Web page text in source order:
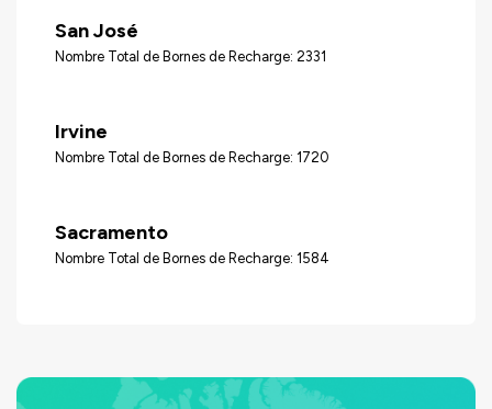
San José
Nombre Total de Bornes de Recharge: 2331
Irvine
Nombre Total de Bornes de Recharge: 1720
Sacramento
Nombre Total de Bornes de Recharge: 1584